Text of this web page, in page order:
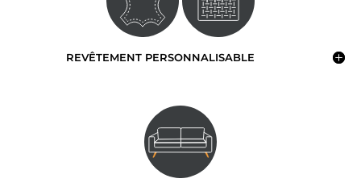
REVÊTEMENT PERSONNALISABLE